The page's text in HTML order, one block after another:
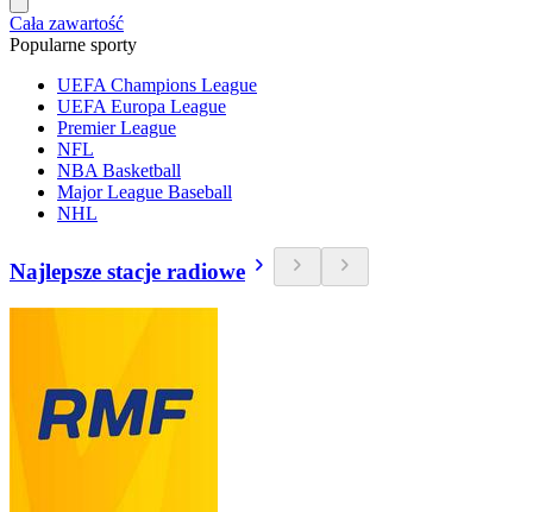
Cała zawartość
Popularne sporty
UEFA Champions League
UEFA Europa League
Premier League
NFL
NBA Basketball
Major League Baseball
NHL
Najlepsze stacje radiowe